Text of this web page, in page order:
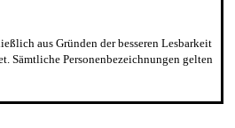
aus Gründen der besseren Lesbarkeit
Sämtliche Personenbezeichnungen gelten